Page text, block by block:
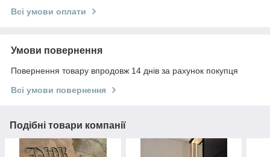
Всі умови оплати
Умови повернення
Повернення товару впродовж 14 днів за рахунок покупця
Всі умови повернення
Подібні товари компанії